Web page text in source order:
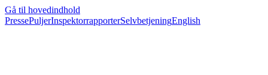
Gå til hovedindhold
PressePuljerInspektorrapporterSelvbetjeningEnglish